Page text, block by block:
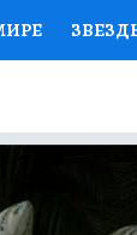
ЖЕНСКИЕ